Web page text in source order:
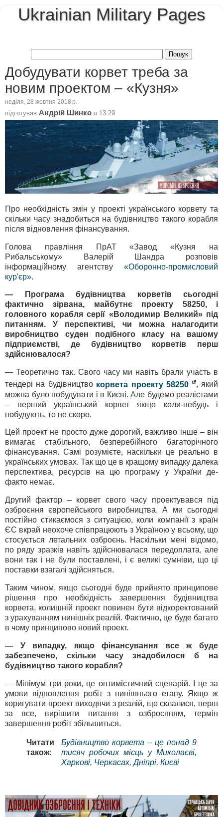
Ukrainian Military Pages
Добудувати корвет треба за
новим проектом – «Кузня»
неділя, 28 жовтня 2018 р.
підготував Андрій Шинко о 13:29
Про необхідність змін у проекті українського корвету та
скільки часу знадобиться на будівництво такого корабля
після відновлення фінансування.
Голова правління ПрАТ «Завод «Кузня на
Рибальському» Валерій Шандра розповів
інформаційному агентству «Оборонно-промисловий
кур'єр».
— Програма будівництва корветів сьогодні
фактично зірвана, майбутнє проекту 58250, і
головного корабля серії «Володимир Великий» під
питанням. У перспективі, чи можна налагодити
виробництво суден подібного класу на вашому
підприємстві, де будівництво корветів перш
здійснювалося?
— Теоретично так. Свого часу ми навіть брали участь в
тендері на будівництво корвета проекту 58250
, який
можна було побудувати і в Києві. Але будемо реалістами
– перший український корвет якщо коли-небудь і
побудують, то не скоро.
Цей проект не просто дуже дорогий, важливо інше – він
вимагає стабільного, безперебійного багаторічного
фінансування. Самі розумієте, наскільки це реально в
українських умовах. Так що це в кращому випадку далека
перспектива, ресурсів на цю програму у України де-
факто немає.
Другий фактор – корвет свого часу проектувався під
озброєння європейського виробництва. А ми сьогодні
постійно стикаємося з ситуацією, коли компанії з країн
ЄС вкрай неохоче співпрацюють з Україною у всьому, що
стосується летальних озброєнь. Наскільки мені відомо,
по ряду зразків навіть здійснювалася передоплата, але
вони так і не були поставлені, і є великі сумніви, що ці
поставки взагалі здійсняться.
Таким чином, якщо сьогодні буде прийнято принципове
рішення про необхідність завершення будівництва
корвета, колишній проект повинен бути відкоректований
з урахуванням нинішніх реалій. Фактично, це буде багато
в чому принципово новий проект.
— У випадку, якщо фінансування все ж буде
забезпечено, скільки часу знадобилося б на
будівництво такого корабля?
— Мінімум три роки, це оптимістичний сценарій. І це за
умови відновлення робіт з нинішнього етапу. Якщо ж
коригувати проект виходячи з реалій, що склалися, перш
за все, вирішити питання з озброєнням, термін
завершення робіт збільшиться.
Читати
також:
Будівництво корвета – це понад 9
тисяч робочих місць у Миколаєві,
Харкові, Черкасах, Дніпрі, Києві